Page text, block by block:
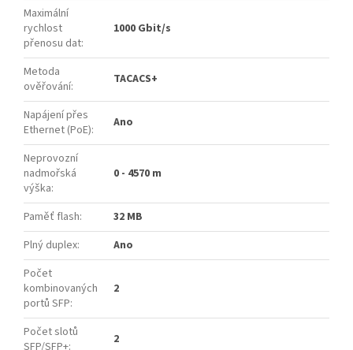
Maximální
rychlost
přenosu dat:
1000 Gbit/s
Metoda
ověřování: TACACS+
Napájení přes
Ethernet (PoE): Ano
Neprovozní
nadmořská
výška:
0 - 4570 m
Paměť flash:
32 MB
Plný duplex:
Ano
Počet
kombinovaných
portů SFP:
2
Počet slotů
2